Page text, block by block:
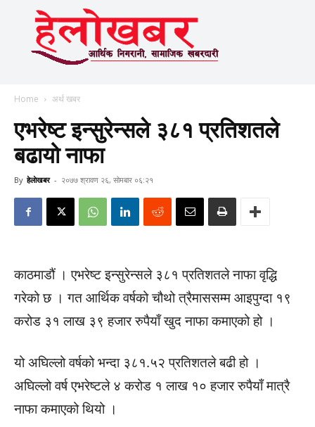
Home अर्थ खबर
एभरेष्ट इन्सुरेन्सले ३८१ प्रतिशतले
बढायो नाफा
By हेलाेखबर - २०७७ श्रावण २६, सोमबार ०६:२१
काठमाडौं । एभरेष्ट इन्सुरेन्सले ३८१ प्रतिशतले नाफा वृद्धि
गरेको छ । गत आर्थिक वर्षको चौथो त्रैमाससम्म आइपुग्दा १९
करोड ३१ लाख ३९ हजार रुपैयाँ खुद नाफा कमाएको हो ।
यो अघिल्लो वर्षको भन्दा ३८१.५२ प्रतिशतले बढी हो ।
अघिल्लो वर्ष एभरेष्टले ४ करोड १ लाख १० हजार रुपैयाँ मात्रै
नाफा कमाएको थियो ।